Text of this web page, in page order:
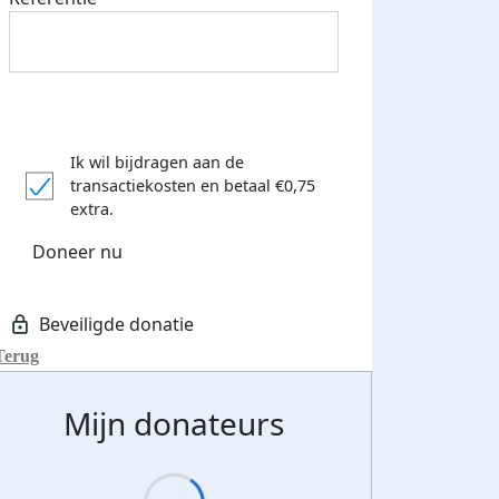
Ik wil bijdragen aan de
transactiekosten en betaal €0,75
extra.
Doneer nu
Mijn donateurs